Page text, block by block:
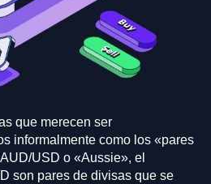
que merecen ser
informalmente como los «pares
USD o «Aussie», el
son pares de divisas que se